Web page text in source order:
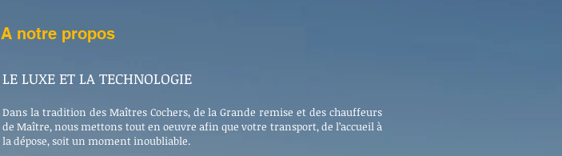
A notre propos
LE LUXE ET LA TECHNOLOGIE
Dans la tradition des Maîtres Cochers, de la Grande remise et des chauffeurs
de Maître, nous mettons tout en oeuvre afin que votre transport, de l’accueil à
la dépose, soit un moment inoubliable.